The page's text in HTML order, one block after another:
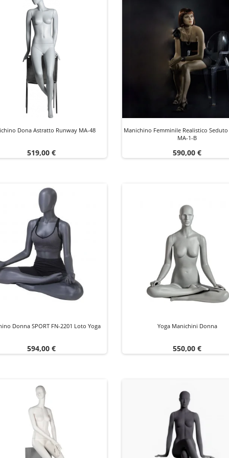
Dona Astratto Runway MA-48
Prezzo
519,00 €
Manichino Femminile Realistico
MA-1-B
Prezzo
590,00 €
Donna SPORT FN-2201 Loto Yoga
Prezzo
594,00 €
Yoga Manichini Donna
Prezzo
550,00 €